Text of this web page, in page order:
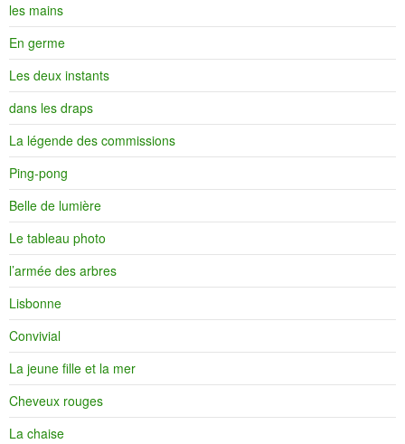
les mains
En germe
Les deux instants
dans les draps
La légende des commissions
Ping-pong
Belle de lumière
Le tableau photo
l’armée des arbres
Lisbonne
Convivial
La jeune fille et la mer
Cheveux rouges
La chaise